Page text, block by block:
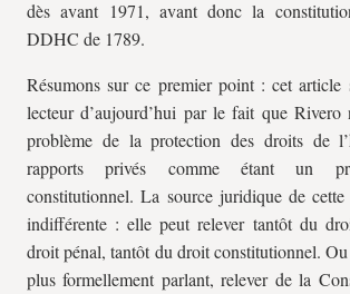
dès avant 1971, avant donc la
DDHC de 1789.
Résumons sur ce premier point : cet article
lecteur d’aujourd’hui par le fait que Rivero
problème de la protection des droits de
rapports privés comme étant un
constitutionnel. La source juridique de
indifférente : elle peut relever tantôt du
droit pénal, tantôt du droit constitutionnel.
plus formellement parlant, relever de la